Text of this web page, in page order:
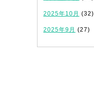
2025年10月 (32)
2025年9月 (27)